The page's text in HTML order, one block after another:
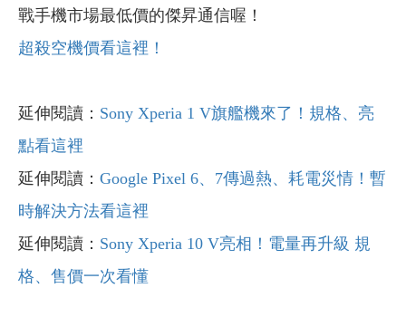
戰手機市場最低價的傑昇通信喔！
超殺空機價看這裡！
延伸閱讀： Sony Xperia 1 V旗艦機來了！規格、亮
點看這裡
延伸閱讀： Google Pixel 6、7傳過熱、耗電災情！暫
時解決方法看這裡
延伸閱讀： Sony Xperia 10 V亮相！電量再升級 規
格、售價一次看懂